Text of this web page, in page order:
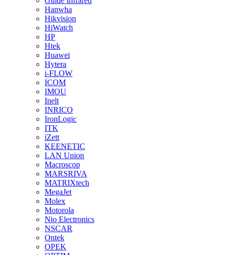
Hanwha
Hikvision
HiWatch
HP
Htek
Huawei
Hytera
i-FLOW
ICOM
IMOU
Inelt
INRICO
IronLogic
ITK
iZett
KEENETIC
LAN Union
Macroscop
MARSRIVA
MATRIXtech
MegaJet
Molex
Motorola
Nio Electronics
NSCAR
Ontek
OPEK